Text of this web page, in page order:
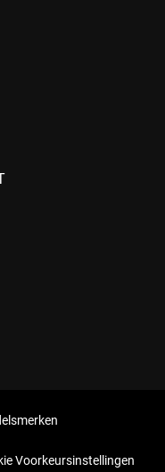
Voorkeursinstellingen